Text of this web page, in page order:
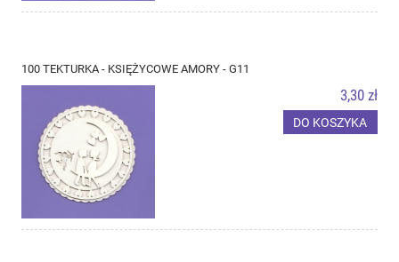
100 TEKTURKA - KSIĘŻYCOWE AMORY - G11
3,30 zł
DO KOSZYKA